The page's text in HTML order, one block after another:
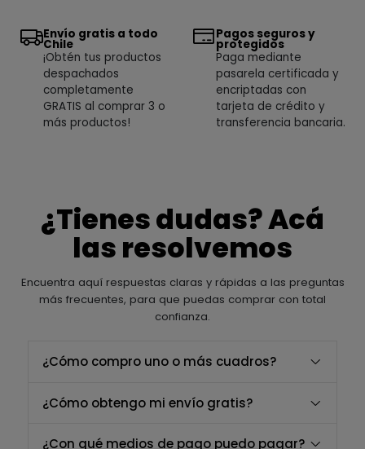
Envío gratis a todo
Chile
¡Obtén tus productos
despachados
completamente
GRATIS al comprar 3 o
más productos!
Pagos seguros y
protegidos
Paga mediante
pasarela certificada y
encriptadas con
tarjeta de crédito y
transferencia bancaria.
¿Tienes dudas? Acá
las resolvemos
Encuentra aquí respuestas claras y rápidas a las preguntas
más frecuentes, para que puedas comprar con total
confianza.
¿Cómo compro uno o más cuadros?
¿Cómo obtengo mi envío gratis?
¿Con qué medios de pago puedo pagar?